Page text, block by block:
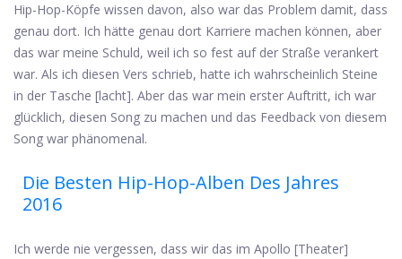
Hip-Hop-Köpfe wissen davon, also war das Problem damit, dass
genau dort. Ich hätte genau dort Karriere machen können, aber
das war meine Schuld, weil ich so fest auf der Straße verankert
war. Als ich diesen Vers schrieb, hatte ich wahrscheinlich Steine ​​
in der Tasche [lacht]. Aber das war mein erster Auftritt, ich war
glücklich, diesen Song zu machen und das Feedback von diesem
Song war phänomenal.
Die Besten Hip-Hop-Alben Des Jahres
2016
Ich werde nie vergessen, dass wir das im Apollo [Theater]